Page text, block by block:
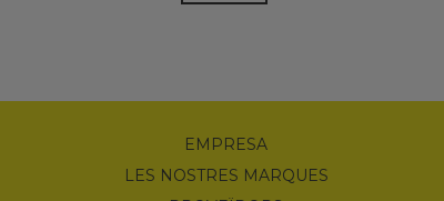
EMPRESA
LES NOSTRES MARQUES